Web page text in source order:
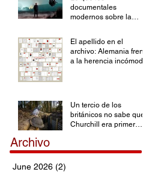
documentales
modernos sobre la
El apellido en el
archivo: Alemania frente
a la herencia incómoda
Un tercio de los
británicos no sabe que
Churchill era primer
Archivo
June 2026 (2)